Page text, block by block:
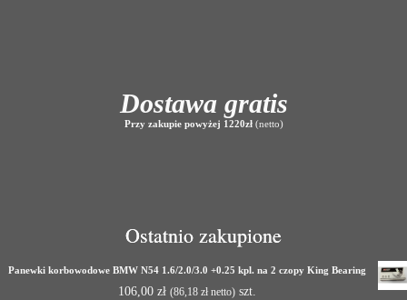
Dostawa gratis
Przy zakupie powyżej 1220zł(netto)
Ostatnio zakupione
Panewki korbowodowe BMW N54 1.6/2.0/3.0 +0.25 kpl. na 2 czopy King Bearing
106,00 zł (86,18 zł netto) szt.